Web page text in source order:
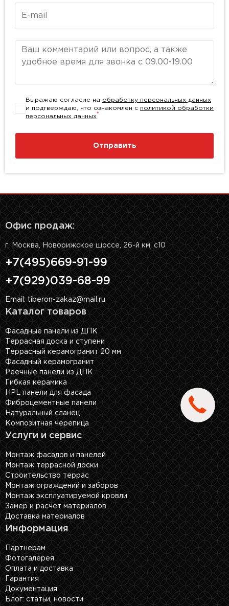
Комментарий
Выражаю согласие на обработку персональных данных
и подтверждаю, что ознакомлен с политикой обработки
персональных данных*
Отправить
Офис продаж:
г. Москва, Новорижское шоссе, 26-й км, с10
+7(495)669-91-99
+7(929)039-68-99
Email: tiberon-zakaz@mail.ru
Каталог товаров
Фасадные панели из ДПК
Террасная доска и ступени
Террасный керамогранит 20 мм
Фасадный керамогранит
Реечные панели из ДПК
Гибкая керамика
HPL панели для фасада
Фиброцементные панели
Натуральный сланец
Композитная черепица
Услуги и сервис
Монтаж фасадов и панелей
Монтаж террасной доски
Строительство террас
Монтаж ограждений и заборов
Монтаж эксплуатируемой кровли
Замер и расчет материалов
Доставка материалов
Информация
Партнерам
Фотогалерея
Оплата и доставка
Гарантия
Документация
Блог: cтатьи, новости